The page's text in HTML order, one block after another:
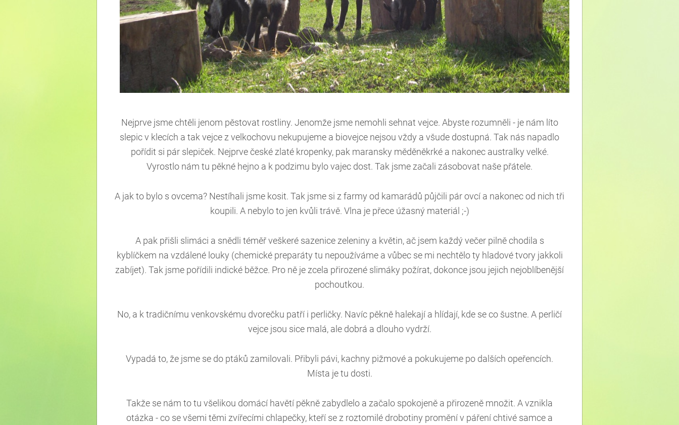
Nejprve jsme chtěli jenom pěstovat rostliny. Jenomže jsme nemohli sehnat vejce. Abyste rozumněli - je nám líto
slepic v klecích a tak vejce z velkochovu nekupujeme a biovejce nejsou vždy a všude dostupná. Tak nás napadlo
pořídit si pár slepiček. Nejprve české zlaté kropenky, pak maransky měděněkrké a nakonec australky velké.
Vyrostlo nám tu pěkné hejno a k podzimu bylo vajec dost. Tak jsme začali zásobovat naše přátele.
A jak to bylo s ovcema? Nestíhali jsme kosit. Tak jsme si z farmy od kamarádů půjčili pár ovcí a nakonec od nich tři
koupili. A nebylo to jen kvůli trávě. Vlna je přece úžasný materiál ;-)
A pak přišli slimáci a snědli téměř veškeré sazenice zeleniny a květin, ač jsem každý večer pilně chodila s
kyblíčkem na vzdálené louky (chemické preparáty tu nepoužíváme a vůbec se mi nechtělo ty hladové tvory jakkoli
zabíjet). Tak jsme pořídili indické běžce. Pro ně je zcela přirozené slimáky požírat, dokonce jsou jejich nejoblíbenější
pochoutkou.
No, a k tradičnímu venkovskému dvorečku patří i perličky. Navíc pěkně halekají a hlídají, kde se co šustne. A perličí
vejce jsou sice malá, ale dobrá a dlouho vydrží.
Vypadá to, že jsme se do ptáků zamilovali. Přibyli pávi, kachny pižmové a pokukujeme po dalších opeřencích.
Místa je tu dosti.
Takže se nám to tu všelikou domácí havětí pěkně zabydlelo a začalo spokojeně a přirozeně množit. A vznikla
otázka - co se všemi těmi zvířecími chlapečky, kteří se z roztomilé drobotiny promění v páření chtivé samce a